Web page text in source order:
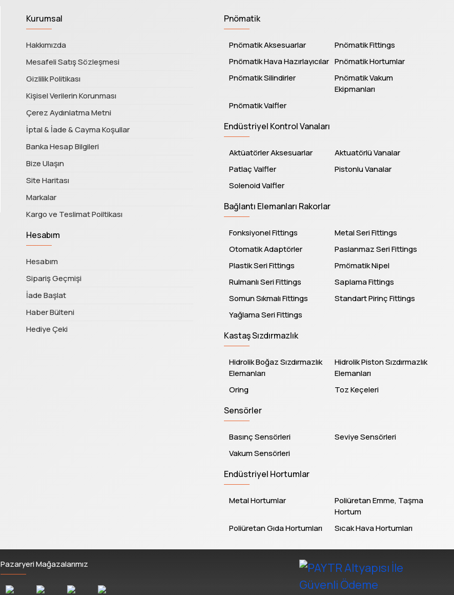
Kurumsal
Hakkımızda
Mesafeli Satış Sözleşmesi
Gizlilik Politikası
Kişisel Verilerin Korunması
Çerez Aydınlatma Metni
İptal & İade & Cayma Koşullar
Banka Hesap Bilgileri
Bize Ulaşın
Site Haritası
Markalar
Kargo ve Teslimat Poiltikası
Hesabım
Hesabım
Sipariş Geçmişi
İade Başlat
Haber Bülteni
Hediye Çeki
Pnömatik
Pnömatik Aksesuarlar
Pnömatik Fittings
Pnömatik Hava Hazırlayıcılar Pnömatik Hortumlar
Pnömatik Silindirler
Pnömatik Vakum
Ekipmanları
Pnömatik Valfler
Endüstriyel Kontrol Vanaları
Aktüatörler Aksesuarlar
Aktuatörlü Vanalar
Patlaç Valfler
Pistonlu Vanalar
Solenoid Valfler
Bağlantı Elemanları Rakorlar
Fonksiyonel Fittings
Metal Seri Fittings
Otomatik Adaptörler
Paslanmaz Seri Fittings
Plastik Seri Fittings
Pmömatik Nipel
Rulmanlı Seri Fittings
Saplama Fittings
Somun Sıkmalı Fittings
Standart Pirinç Fittings
Yağlama Seri Fittings
Kastaş Sızdırmazlık
Hidrolik Boğaz Sızdırmazlık
Elemanları
Hidrolik Piston Sızdırmazlık
Elemanları
Oring
Toz Keçeleri
Sensörler
Basınç Sensörleri
Seviye Sensörleri
Vakum Sensörleri
Endüstriyel Hortumlar
Metal Hortumlar
Poliüretan Emme, Taşma
Hortum
Poliüretan Gıda Hortumları
Sıcak Hava Hortumları
Pazaryeri Mağazalarımız